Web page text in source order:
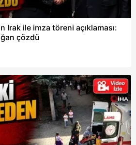
Irak ile imza töreni açıklaması:
çözdü